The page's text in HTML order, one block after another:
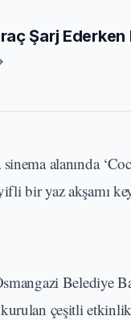
Şarj
alanında
bir yaz akşamı
Belediye
kurulan çeşitli